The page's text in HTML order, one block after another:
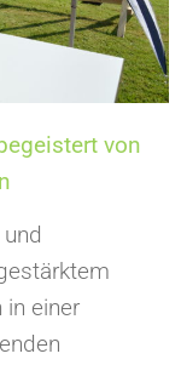
von
in einer